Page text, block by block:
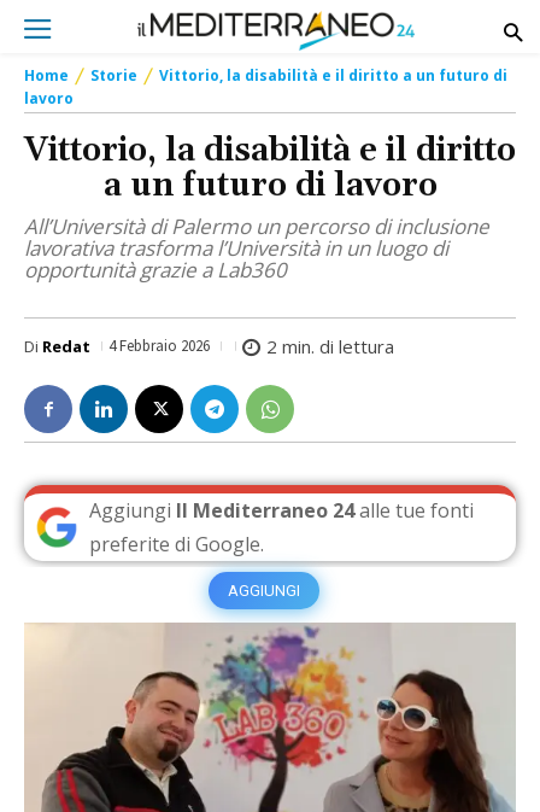
Home Storie
Vittorio, la disabilità e il diritto a un futuro di
lavoro
Vittorio, la disabilità e il diritto
a un futuro di lavoro
All’Università di Palermo un percorso di inclusione
lavorativa trasforma l’Università in un luogo di
opportunità grazie a Lab360
Di Redat 4 Febbraio 2026 2 min. di lettura
Aggiungi Il Mediterraneo 24alle tue fonti
preferite di Google.
AGGIUNGI